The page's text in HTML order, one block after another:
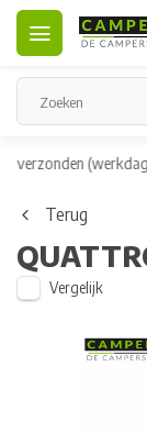
verzonden
Terug
Vergelijk